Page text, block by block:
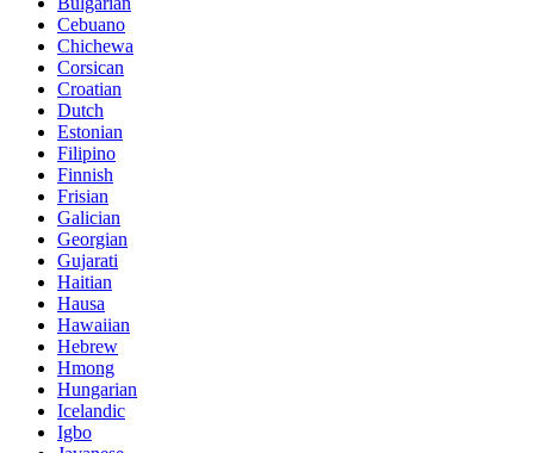
Cebuano
Chichewa
Corsican
Croatian
Dutch
Estonian
Filipino
Finnish
Frisian
Galician
Georgian
Gujarati
Haitian
Hausa
Hawaiian
Hebrew
Hmong
Hungarian
Icelandic
Igbo